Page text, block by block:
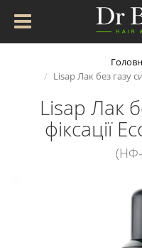
Lisap Лак без газу
Lisap Лак
фіксації